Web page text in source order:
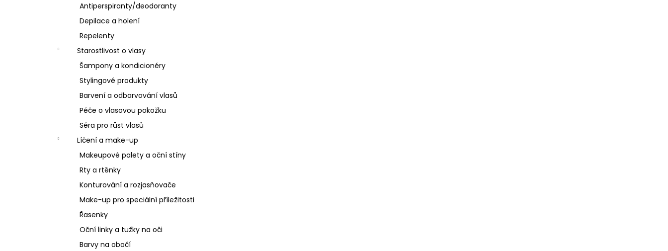
Antiperspiranty/deodoranty
Depilace a holení
Repelenty
Starostlivost o vlasy
Šampony a kondicionéry
Stylingové produkty
Barvení a odbarvování vlasů
Péče o vlasovou pokožku
Séra pro růst vlasů
Líčení a make-up
Makeupové palety a oční stíny
Rty a rtěnky
Konturování a rozjasňovače
Make-up pro speciální příležitosti
Řasenky
Oční linky a tužky na oči
Barvy na obočí